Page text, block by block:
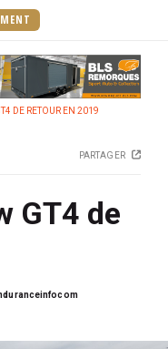
DE RETOUR EN 2019
PARTAGER
GT4 de